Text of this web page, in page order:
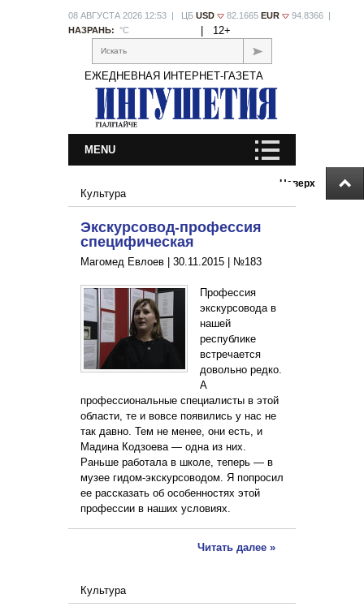
Наверх
08 АВГУСТА 2026 12:53 | ЦБ USD 82.1665 EUR
94.8366 |
НАЗРАНЬ: °С 12+
Искать
ЕЖЕДНЕВНАЯ ИНТЕРНЕТ-ГАЗЕТА
MENU
Культура
Экскурсовод-профессия
специфическая
Магомед Евлоев | 30.11.2015 №183
Профессия
экскурсовода в
нашей
республике
встречается
довольно редко.
А
профессиональные специалисты в этой
области, те и вовсе появились у нас не
так давно. Тем не менее, они есть, и
Мадина Кодзоева — одна из них.
Раньше работала в школе, теперь — в
музее гидом-экскурсоводом. Я попросил
ее рассказать об особенностях этой
профессии в наших условиях.
Читать далее »
Культура